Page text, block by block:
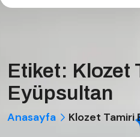
Etiket: Klozet
Eyüpsultan
Anasayfa Klozet Tamiri